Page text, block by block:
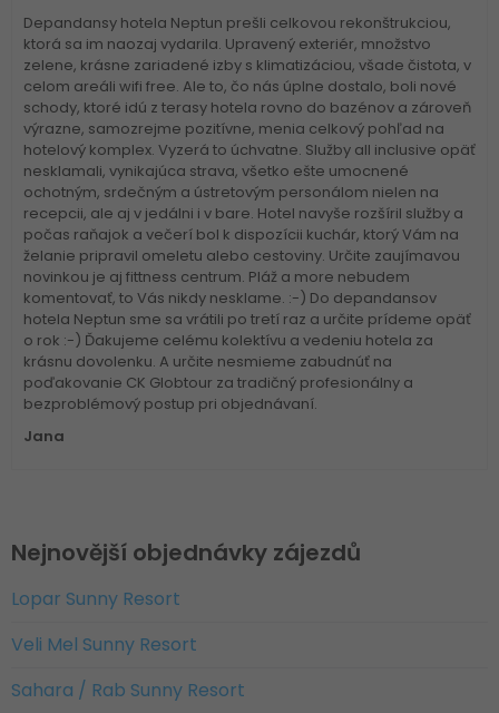
Depandansy hotela Neptun prešli celkovou rekonštrukciou,
ktorá sa im naozaj vydarila. Upravený exteriér, množstvo
zelene, krásne zariadené izby s klimatizáciou, všade čistota, v
celom areáli wifi free. Ale to, čo nás úplne dostalo, boli nové
schody, ktoré idú z terasy hotela rovno do bazénov a zároveň
výrazne, samozrejme pozitívne, menia celkový pohľad na
hotelový komplex. Vyzerá to úchvatne. Služby all inclusive opäť
nesklamali, vynikajúca strava, všetko ešte umocnené
ochotným, srdečným a ústretovým personálom nielen na
recepcii, ale aj v jedálni i v bare. Hotel navyše rozšíril služby a
počas raňajok a večerí bol k dispozícii kuchár, ktorý Vám na
želanie pripravil omeletu alebo cestoviny. Určite zaujímavou
novinkou je aj fittness centrum. Pláž a more nebudem
komentovať, to Vás nikdy nesklame. :-) Do depandansov
hotela Neptun sme sa vrátili po tretí raz a určite prídeme opäť
o rok :-) Ďakujeme celému kolektívu a vedeniu hotela za
krásnu dovolenku. A určite nesmieme zabudnúť na
poďakovanie CK Globtour za tradičný profesionálny a
bezproblémový postup pri objednávaní.
Jana
Nejnovější objednávky zájezdů
Lopar Sunny Resort
Veli Mel Sunny Resort
Sahara / Rab Sunny Resort